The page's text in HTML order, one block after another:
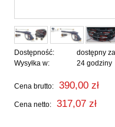
Dostępność:
dostępny
Wysyłka w:
24 godziny
Cena brutto: 390,00 zł
Cena netto: 317,07 zł